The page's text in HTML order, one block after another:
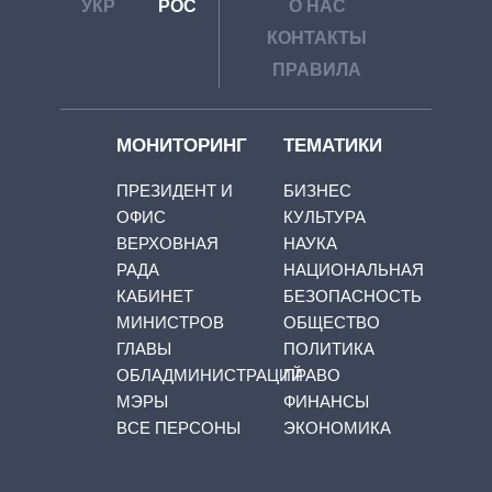
УКР РОС
О НАС
КОНТАКТЫ
ПРАВИЛА
МОНИТОРИНГ
ПРЕЗИДЕНТ И
ОФИС
ВЕРХОВНАЯ
РАДА
КАБИНЕТ
МИНИСТРОВ
ГЛАВЫ
ОБЛАДМИНИСТРАЦИЙ
МЭРЫ
ВСЕ ПЕРСОНЫ
ТЕМАТИКИ
БИЗНЕС
КУЛЬТУРА
НАУКА
НАЦИОНАЛЬНАЯ
БЕЗОПАСНОСТЬ
ОБЩЕСТВО
ПОЛИТИКА
ПРАВО
ФИНАНСЫ
ЭКОНОМИКА